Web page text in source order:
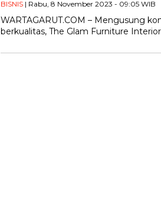
BISNIS | Rabu, 8 November 2023 - 09:05 WIB
WARTAGARUT.COM – Mengusung
berkualitas, The Glam Furniture